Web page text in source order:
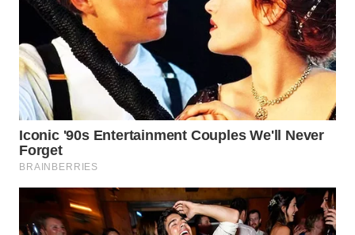
WAHANA
TRAVEL
WAHANA
TV
WAHANANEWS
ID
WAHANANEWS
CO ID